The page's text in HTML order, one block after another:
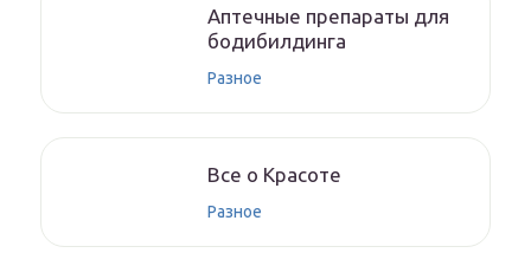
Аптечные препараты для
бодибилдинга
Разное
Все о Красоте
Разное